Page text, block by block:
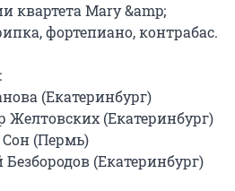
квартета Mary &amp;
фортепиано, контрабас.
(Екатеринбург)
(Екатеринбург)
(Пермь)
(Екатеринбург)